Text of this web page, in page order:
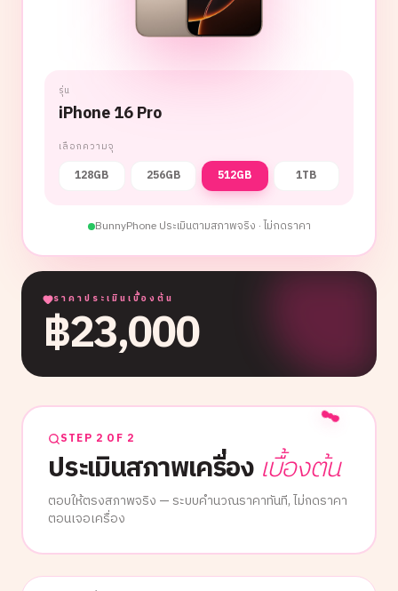
รุ่น
iPhone 16 Pro
เลือกความจุ
128GB 256GB 512GB 1TB
BunnyPhone ประเมินตามสภาพจริง · ไม่กดราคา
ราคาประเมินเบื้องต้น
฿23,000
STEP 2 OF 2
ประเมินสภาพเครื่อง เบื้องต้น
ตอบให้ตรงสภาพจริง — ระบบคำนวณราคาทันที, ไม่กดราคา
ตอนเจอเครื่อง